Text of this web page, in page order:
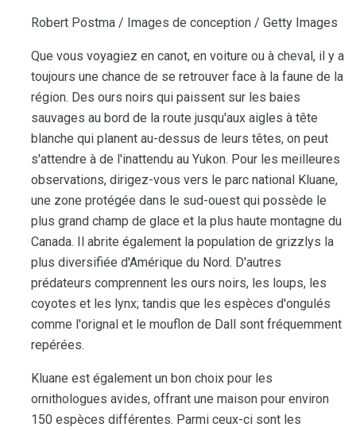
Robert Postma / Images de conception / Getty Images
Que vous voyagiez en canot, en voiture ou à cheval, il y a
toujours une chance de se retrouver face à la faune de la
région. Des ours noirs qui paissent sur les baies
sauvages au bord de la route jusqu'aux aigles à tête
blanche qui planent au-dessus de leurs têtes, on peut
s'attendre à de l'inattendu au Yukon. Pour les meilleures
observations, dirigez-vous vers le parc national Kluane,
une zone protégée dans le sud-ouest qui possède le
plus grand champ de glace et la plus haute montagne du
Canada. Il abrite également la population de grizzlys la
plus diversifiée d'Amérique du Nord. D'autres
prédateurs comprennent les ours noirs, les loups, les
coyotes et les lynx; tandis que les espèces d'ongulés
comme l'orignal et le mouflon de Dall sont fréquemment
repérées.
Kluane est également un bon choix pour les
ornithologues avides, offrant une maison pour environ
150 espèces différentes. Parmi ceux-ci sont les